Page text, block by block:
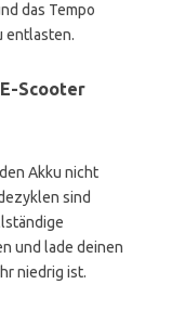
das Tempo
entlasten.
Scooter
Akku nicht
sind
und lade deinen
niedrig ist.